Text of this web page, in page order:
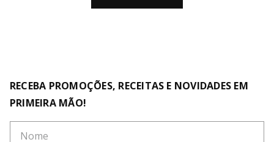
RECEBA PROMOÇÕES, RECEITAS E NOVIDADES EM
PRIMEIRA MÃO!